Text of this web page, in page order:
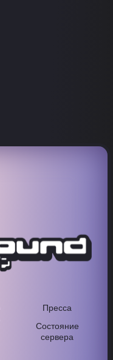
Пресса
Состояние
сервера